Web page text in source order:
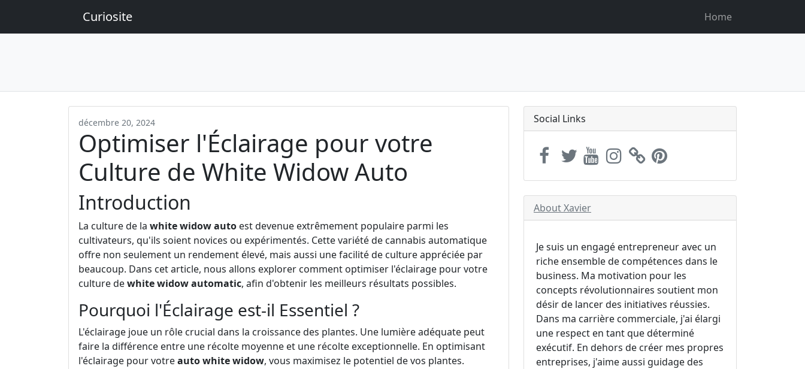
Curiosite Home
décembre 20, 2024
Optimiser l'Éclairage pour votre
Culture de White Widow Auto
Introduction
La culture de la white widow auto est devenue extrêmement populaire parmi les
cultivateurs, qu'ils soient novices ou expérimentés. Cette variété de cannabis automatique
offre non seulement un rendement élevé, mais aussi une facilité de culture appréciée par
beaucoup. Dans cet article, nous allons explorer comment optimiser l'éclairage pour votre
culture dewhite widow automatic, afin d'obtenir les meilleurs résultats possibles.
Pourquoi l'Éclairage est-il Essentiel ?
L'éclairage joue un rôle crucial dans la croissance des plantes. Une lumière adéquate peut
faire la différence entre une récolte moyenne et une récolte exceptionnelle. En optimisant
l'éclairage pour votreauto white widow, vous maximisez le potentiel de vos plantes.
Social Links
About Xavier
Je suis un engagé entrepreneur avec un
riche ensemble de compétences dans le
business. Ma motivation pour les
concepts révolutionnaires soutient mon
désir de lancer des initiatives réussies.
Dans ma carrière commerciale, j'ai élargi
une respect en tant que déterminé
exécutif. En dehors de créer mes propres
entreprises, j'aime aussi guidage des